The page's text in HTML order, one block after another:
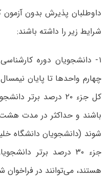
داوطلبان پذیرش بدون آزمون
شرایط زیر را داشته باشند:
۱- دانشجویان دوره
چهارم واحدها تا پایان
کل جزء ۲۰ درصد
باشند و حداکثر در مدت
شوند (دانشجویان دانشگاه
جزء ۳۰ درصد برتر
هستند، می‌توانند در فراخوان